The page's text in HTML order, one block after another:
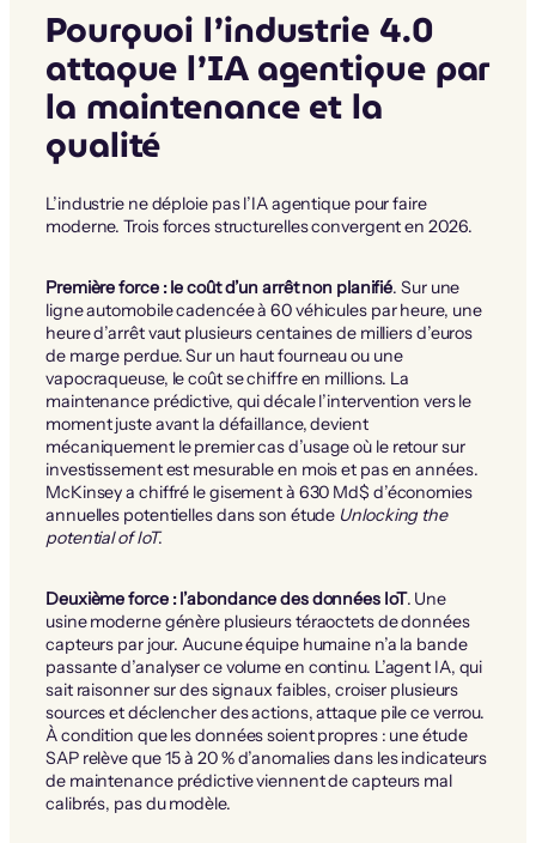
Pourquoi l’industrie 4.0
attaque l’IA agentique par
la maintenance et la
qualité
L’industrie ne déploie pas l’IA agentique pour faire
moderne. Trois forces structurelles convergent en 2026.
Première force : le coût d’un arrêt non planifié. Sur une
ligne automobile cadencée à 60 véhicules par heure, une
heure d’arrêt vaut plusieurs centaines de milliers d’euros
de marge perdue. Sur un haut fourneau ou une
vapocraqueuse, le coût se chiffre en millions. La
maintenance prédictive, qui décale l’intervention vers le
moment juste avant la défaillance, devient
mécaniquement le premier cas d’usage où le retour sur
investissement est mesurable en mois et pas en années.
McKinsey a chiffré le gisement à 630 Md$ d’économies
annuelles potentielles dans son étude Unlocking the
potential of IoT.
Deuxième force : l’abondance des données IoT. Une
usine moderne génère plusieurs téraoctets de données
capteurs par jour. Aucune équipe humaine n’a la bande
passante d’analyser ce volume en continu. L’agent IA, qui
sait raisonner sur des signaux faibles, croiser plusieurs
sources et déclencher des actions, attaque pile ce verrou.
À condition que les données soient propres : une étude
SAP relève que 15 à 20 % d’anomalies dans les indicateurs
de maintenance prédictive viennent de capteurs mal
calibrés, pas du modèle.